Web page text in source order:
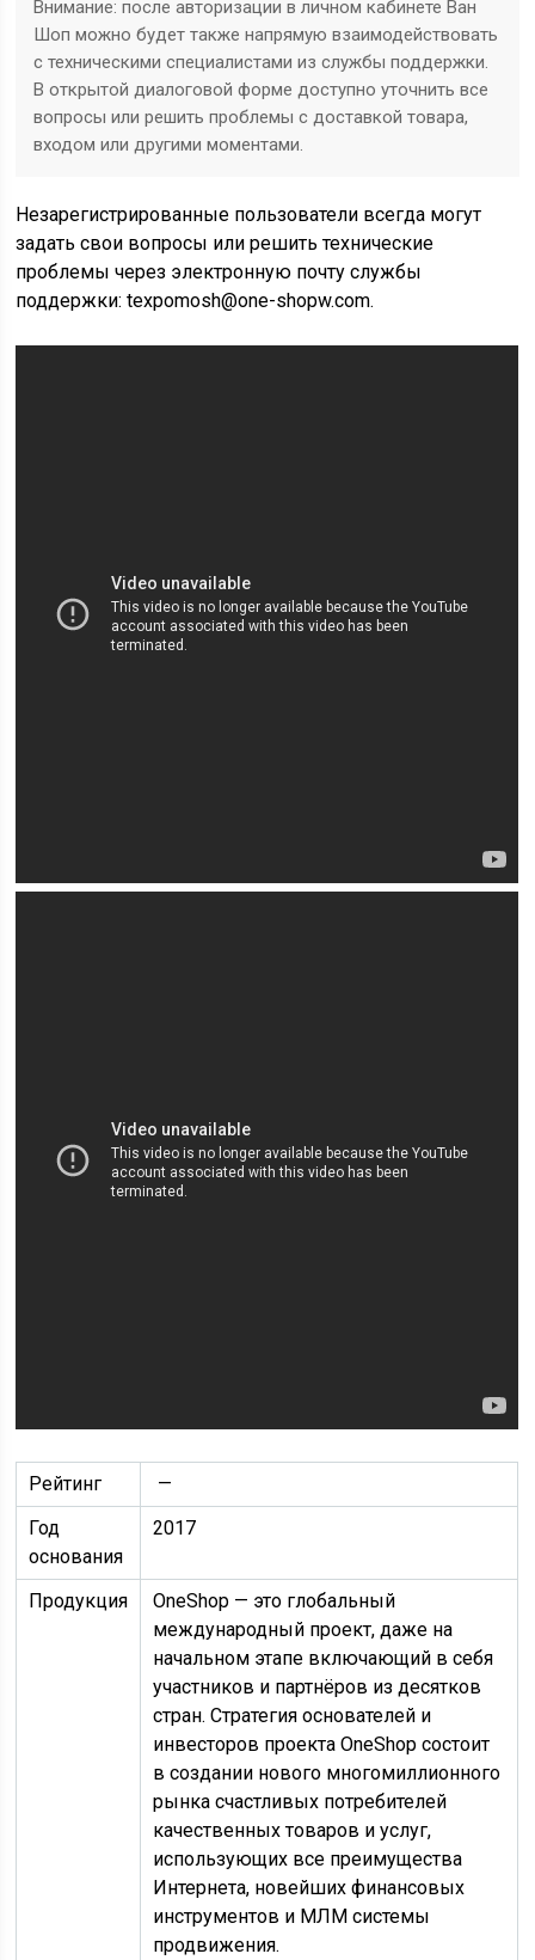
Внимание: после авторизации в личном кабинете Ван
Шоп можно будет также напрямую взаимодействовать
с техническими специалистами из службы поддержки.
В открытой диалоговой форме доступно уточнить все
вопросы или решить проблемы с доставкой товара,
входом или другими моментами.
Незарегистрированные пользователи всегда могут
задать свои вопросы или решить технические
проблемы через электронную почту службы
поддержки: texpomosh@one-shopw.com.
Рейтинг
—
Год
основания
2017
Продукция
OneShop — это глобальный
международный проект, даже на
начальном этапе включающий в себя
участников и партнёров из десятков
стран. Стратегия основателей и
инвесторов проекта OneShop состоит
в создании нового многомиллионного
рынка счастливых потребителей
качественных товаров и услуг,
использующих все преимущества
Интернета, новейших финансовых
инструментов и МЛМ системы
продвижения.